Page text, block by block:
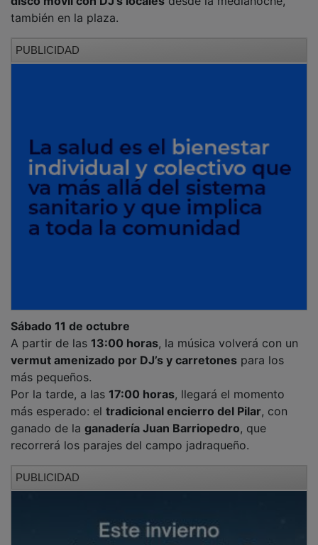
también en la plaza.
A partir de las13:00 horas
vermut amenizado por DJ’s y carretonespara los
más pequeños.
Por la tarde, a las
más esperado: el tradicional encierro del Pilar, con
ganado de laganadería Juan Barriopedro, que
recorrerá los parajes del campo jadraqueño.